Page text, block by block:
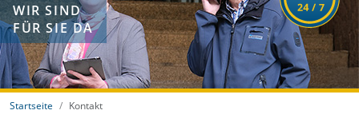
WIR SIND
FÜR SIE DA
Startseite Kontakt